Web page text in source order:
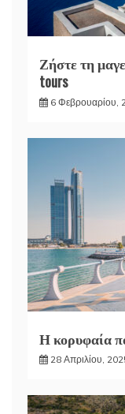
Ζήστε τη
tours
6 Φεβρουαρίου,
Η κορυφαία
28 Απριλίου,